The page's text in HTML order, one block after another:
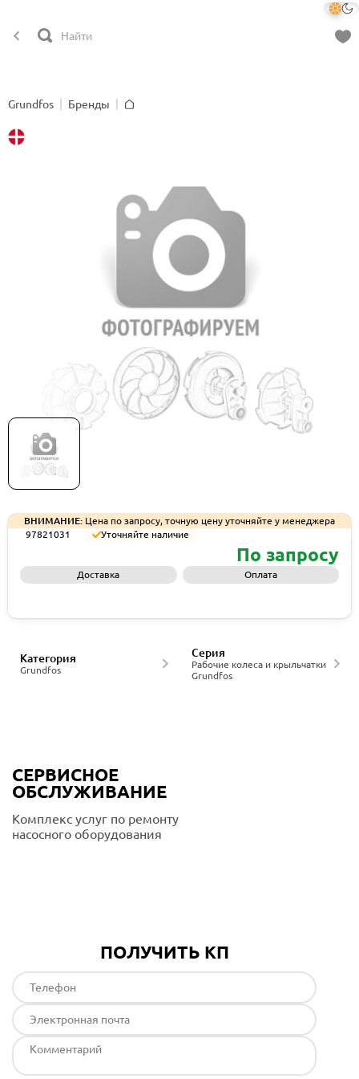
Grundfos
Бренды
Рабочее колесо Grundfos IMP RH CP4153L-
320/360 CL35/NOWR, артикул 97821031
ВНИМАНИЕ: Цена по запросу, точную цену уточняйте у менеджера
97821031
Уточняйте наличие
По запросу
Доставка Оплата
Grundfos
Категория
Рабочие колеса и крыльчатки
Grundfos
Серия
СЕРВИСНОЕ
ОБСЛУЖИВАНИЕ
Комплекс услуг по ремонту
насосного оборудования
ПОЛУЧИТЬ КП